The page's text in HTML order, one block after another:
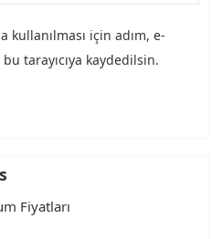
kullanılması için adım, e-
tarayıcıya kaydedilsin.
Fiyatları